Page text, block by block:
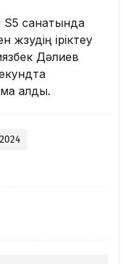
S5 санатында
іріктеу
Дәлиев
алды.